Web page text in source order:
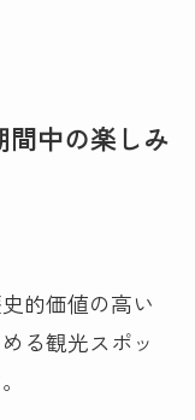
中の楽しみ
的価値の高い
る観光スポッ